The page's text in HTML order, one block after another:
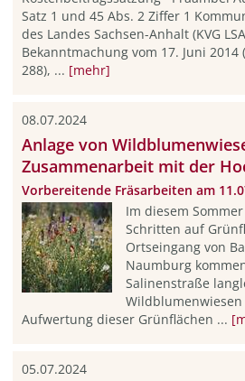
Satz 1 und 45 Abs. 2 Ziffer 1
des Landes Sachsen-Anhalt (KVG
Bekanntmachung vom 17. Juni 2014
288), ... [mehr]
08.07.2024
Anlage von
Zusammenarbeit mit der
Vorbereitende Fräsarbeiten am
Im diesem
Schritten auf
Ortseingang von
Naumburg
Salinenstraße
Aufwertung dieser Grünflächen ...
05.07.2024